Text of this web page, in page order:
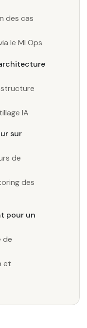
des cas
le MLOps
IA
sur
de
des
pour un
de
et